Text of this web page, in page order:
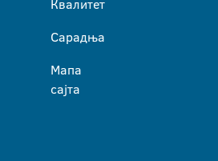
Квалитет
Сарадња
Мапа
сајта